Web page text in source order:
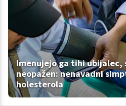
Imenujejo ga tihi ubijalec,
neopažen: nenavadni
holesterola